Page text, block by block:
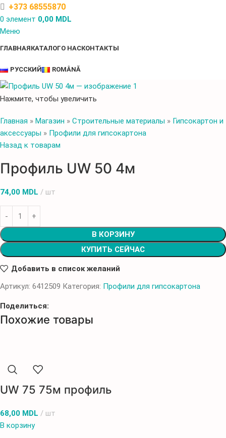
+373 68555870
0 элемент 0,00 MDL
Меню
ГЛАВНАЯКАТАЛОГО НАСКОНТАКТЫ
РУССКИЙ ROMÂNĂ
Нажмите, чтобы увеличить
Главная » Магазин » Строительные материалы » Гипсокартон и
аксессуары » Профили для гипсокартона
Назад к товарам
Профиль UW 50 4м
74,00 MDL шт
В КОРЗИНУ
КУПИТЬ СЕЙЧАС
Добавить в список желаний
Артикул: 6412509 Категория: Профили для гипсокартона
Поделиться:
Похожие товары
UW 75 75м профиль
68,00 MDL
шт
В корзину